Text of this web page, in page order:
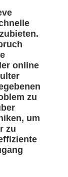
online
zu
um
zu